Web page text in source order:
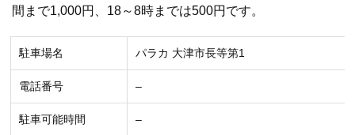
間まで1,000円、18～8時までは500円です。
駐車場名 パラカ 大津市長等第1
電話番号 –
駐車可能時間 –